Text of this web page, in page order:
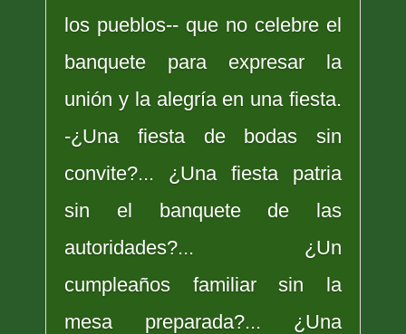
los pueblos-- que no celebre el
banquete para expresar la
unión y la alegría en una fiesta.
-¿Una fiesta de bodas sin
convite?... ¿Una fiesta patria
sin el banquete de las
autoridades?... ¿Un
cumpleaños familiar sin la
mesa preparada?... ¿Una